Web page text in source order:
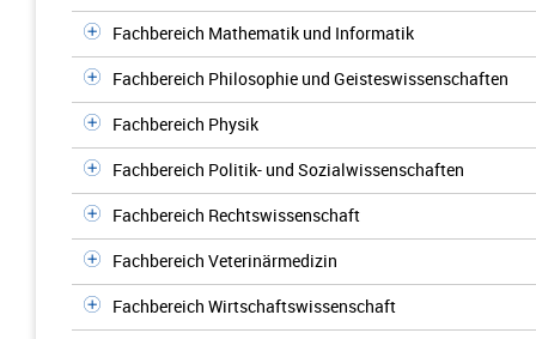
Fachbereich Mathematik und Informatik
Fachbereich Philosophie und Geisteswissenschaften
Fachbereich Physik
Fachbereich Politik- und Sozialwissenschaften
Fachbereich Rechtswissenschaft
Fachbereich Veterinärmedizin
Fachbereich Wirtschaftswissenschaft